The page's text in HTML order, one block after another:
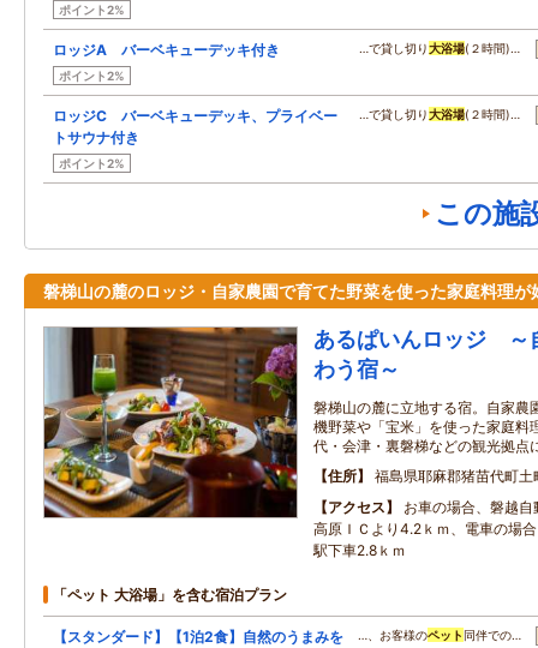
ポイント2%
ロッジA バーベキューデッキ付き
ポイント2%
…で貸し切り大浴場(２時間)…
ロッジC バーベキューデッキ、プライベー
トサウナ付き
ポイント2%
…で貸し切り大浴場(２時間)…
この施
磐梯山の麓のロッジ・自家農園で育てた野菜を使った家庭料理が
あるぱいんロッジ ～
わう宿～
磐梯山の麓に立地する宿。自家農
機野菜や「宝米」を使った家庭料
代・会津・裏磐梯などの観光拠点
住所
福島県耶麻郡猪苗代町土
アクセス
お車の場合、磐越
高原ＩＣより4.2ｋｍ、電車の場
駅下車2.8ｋｍ
「ペット 大浴場」を含む宿泊プラン
【スタンダード】【1泊2食】自然のうまみを
…、お客様のペット 同伴での…